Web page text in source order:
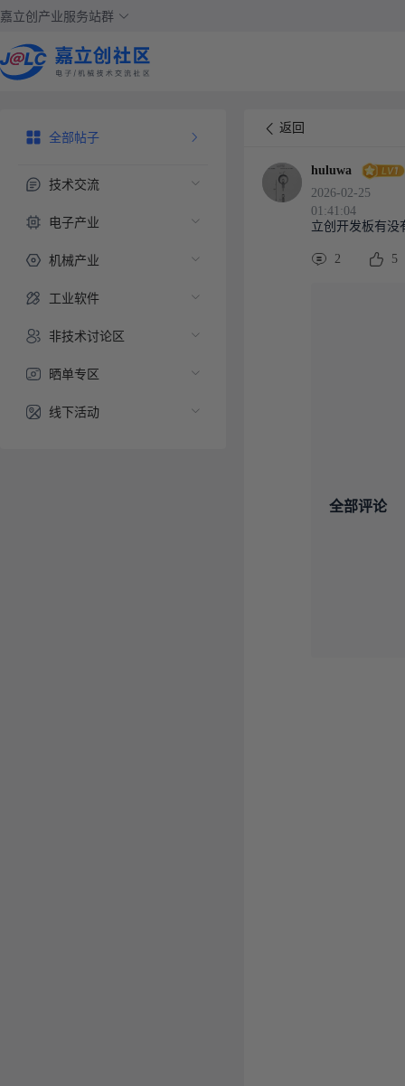
嘉立创产业服务站群
全部帖子
技术交流
电子产业
机械产业
工业软件
非技术讨论区
晒单专区
线下活动
返回
huluwa
2026-02-25
01:41:04
立创开发板有没
2 5
全部评论